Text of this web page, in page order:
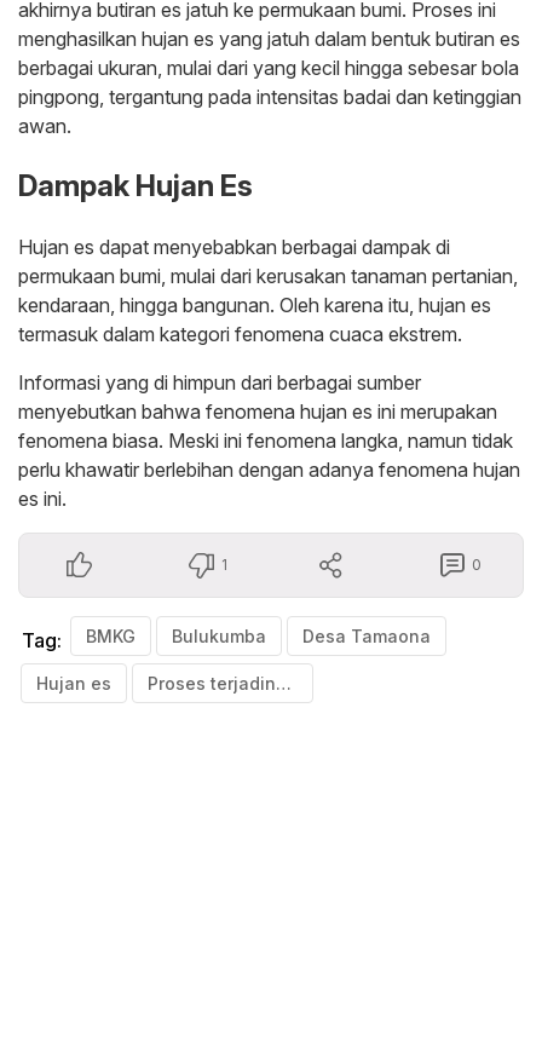
akhirnya butiran es jatuh ke permukaan bumi. Proses ini
menghasilkan hujan es yang jatuh dalam bentuk butiran es
berbagai ukuran, mulai dari yang kecil hingga sebesar bola
pingpong, tergantung pada intensitas badai dan ketinggian
awan.
Dampak Hujan Es
Hujan es dapat menyebabkan berbagai dampak di
permukaan bumi, mulai dari kerusakan tanaman pertanian,
kendaraan, hingga bangunan. Oleh karena itu, hujan es
termasuk dalam kategori fenomena cuaca ekstrem.
Informasi yang di himpun dari berbagai sumber
menyebutkan bahwa fenomena hujan es ini merupakan
fenomena biasa. Meski ini fenomena langka, namun tidak
perlu khawatir berlebihan dengan adanya fenomena hujan
es ini.
1 0
Tag: BMKG Bulukumba Desa Tamaona
Hujan es Proses terjadinya hujan es